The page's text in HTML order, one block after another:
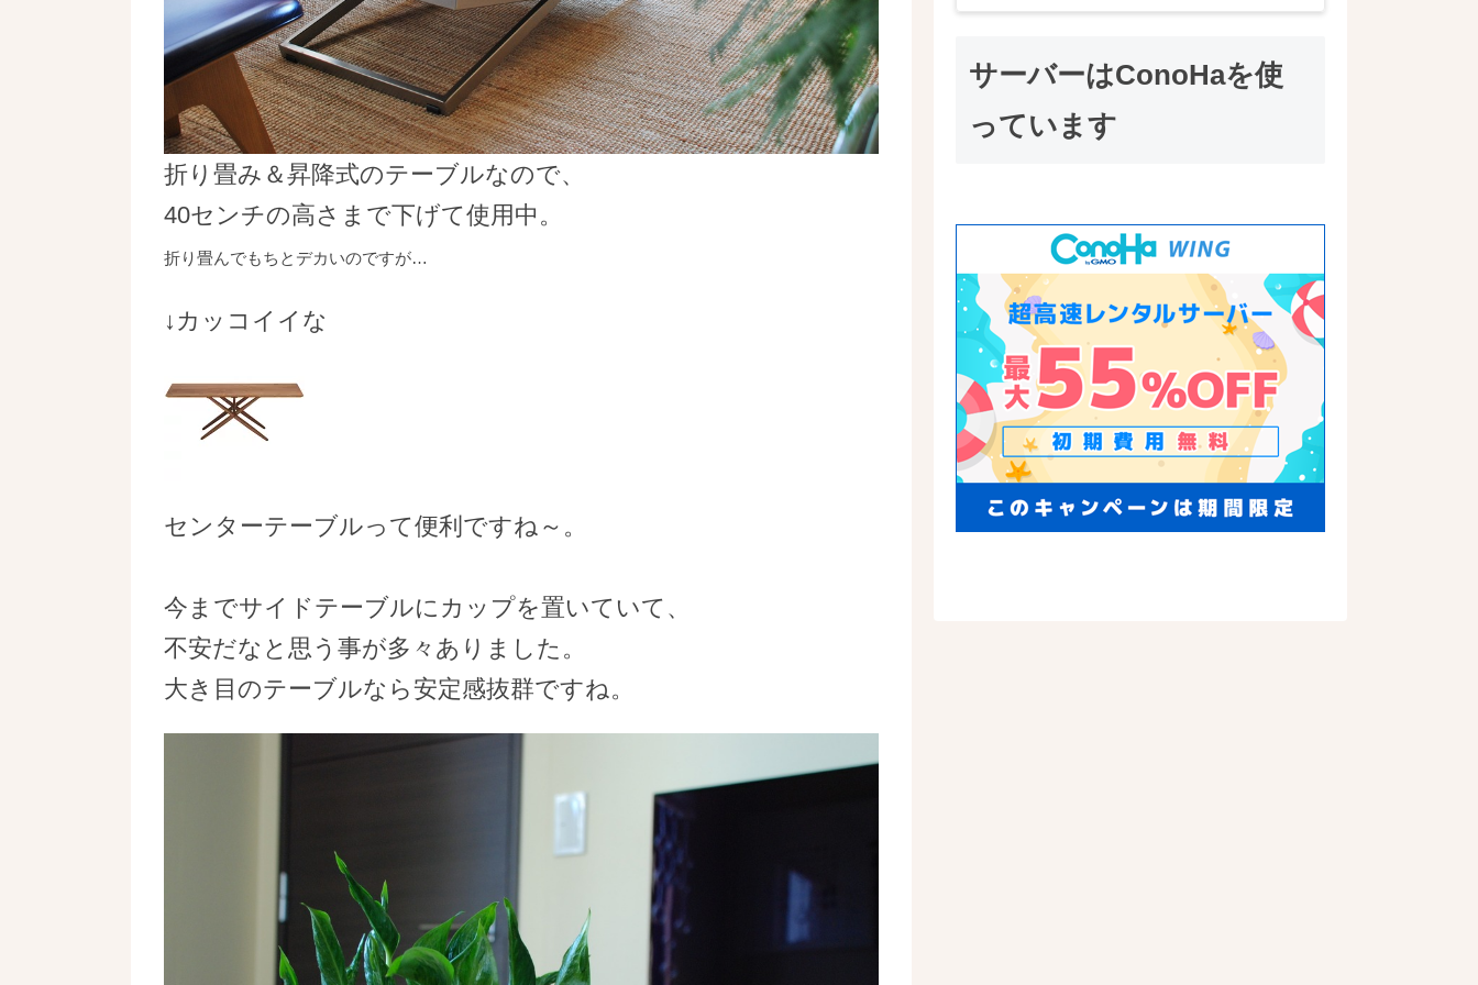
折り畳み＆昇降式のテーブルなので、
40センチの高さまで下げて使用中。
折り畳んでもちとデカいのですが…
↓カッコイイな
センターテーブルって便利ですね～。
今までサイドテーブルにカップを置いていて、
不安だなと思う事が多々ありました。
大き目のテーブルなら安定感抜群ですね。
サーバーはConoHaを使
っています